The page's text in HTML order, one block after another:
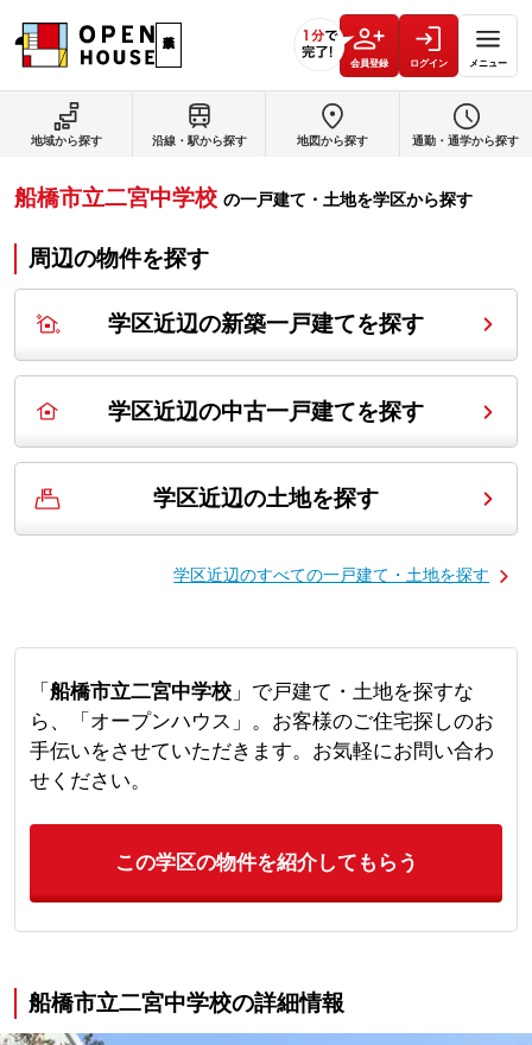
会員登録 ログイン メニュー
地域から探す 沿線・駅から探す 地図から探す 通勤・通学から探す
船橋市立二宮中学校 の一戸建て・土地を学区から探す
周辺の物件を探す
学区近辺の新築一戸建てを探す
学区近辺の中古一戸建てを探す
学区近辺の土地を探す
学区近辺のすべての一戸建て・土地を探す
「 船橋市立二宮中学校」で戸建て・土地を探すな
ら、「オープンハウス」。お客様のご住宅探しのお
手伝いをさせていただきます。お気軽にお問い合わ
せください。
この学区の物件を紹介してもらう
船橋市立二宮中学校の詳細情報